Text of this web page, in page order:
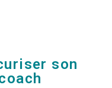
son